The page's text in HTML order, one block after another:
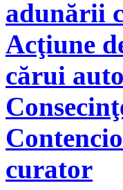
adunării
Acţiune
cărui
curator